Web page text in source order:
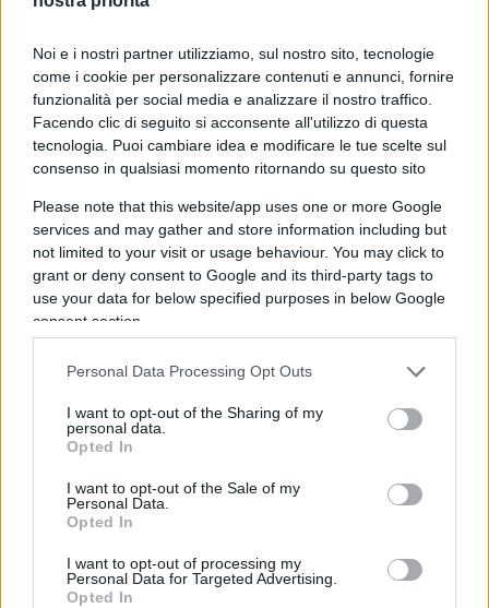
Noi e i nostri partner utilizziamo, sul nostro sito, tecnologie
come i cookie per personalizzare contenuti e annunci, fornire
funzionalità per social media e analizzare il nostro traffico.
Facendo clic di seguito si acconsente all'utilizzo di questa
tecnologia. Puoi cambiare idea e modificare le tue scelte sul
consenso in qualsiasi momento ritornando su questo sito
Please note that this website/app uses one or more Google
services and may gather and store information including but
not limited to your visit or usage behaviour. You may click to
grant or deny consent to Google and its third-party tags to
use your data for below specified purposes in below Google
consent section.
Personal Data Processing Opt Outs
I want to opt-out of the Sharing of my
personal data.
Opted In
I want to opt-out of the Sale of my
Personal Data.
Opted In
I want to opt-out of processing my
Personal Data for Targeted Advertising.
Opted In
cliente finale. Un mercato per noi di strategico di
cuiLionene è l’hub logistico principale.
Abbiamo stabilimento di 1200 metri quadri, 4.000
metri di terreno di proprietà, 15 collaboratori ed
un mercato che vale per Aermec, la nostra azienda
principale, 8.3 milioni di Euro.
Affermare con forza che Torino non ha bisogno
dellaTave che per gli imprenditori è prioritario
velocità che ci colleghi con l’Europa è vergognoso.
Le 40mila persone scese in piazza nel capoluogo
Piemontese crede fossero lì in favore della
infrastruttura utile nel velocizzare i trasporti ed il
commercio?